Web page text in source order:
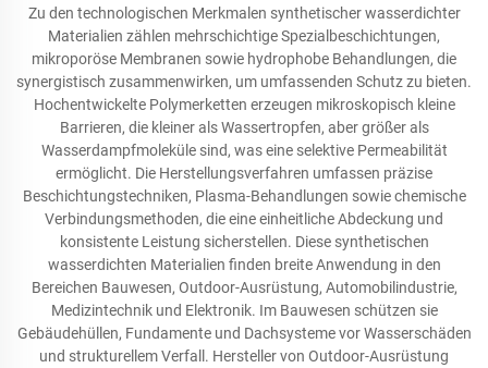
Zu den technologischen Merkmalen synthetischer wasserdichter
Materialien zählen mehrschichtige Spezialbeschichtungen,
mikroporöse Membranen sowie hydrophobe Behandlungen, die
synergistisch zusammenwirken, um umfassenden Schutz zu bieten.
Hochentwickelte Polymerketten erzeugen mikroskopisch kleine
Barrieren, die kleiner als Wassertropfen, aber größer als
Wasserdampfmoleküle sind, was eine selektive Permeabilität
ermöglicht. Die Herstellungsverfahren umfassen präzise
Beschichtungstechniken, Plasma-Behandlungen sowie chemische
Verbindungsmethoden, die eine einheitliche Abdeckung und
konsistente Leistung sicherstellen. Diese synthetischen
wasserdichten Materialien finden breite Anwendung in den
Bereichen Bauwesen, Outdoor-Ausrüstung, Automobilindustrie,
Medizintechnik und Elektronik. Im Bauwesen schützen sie
Gebäudehüllen, Fundamente und Dachsysteme vor Wasserschäden
und strukturellem Verfall. Hersteller von Outdoor-Ausrüstung